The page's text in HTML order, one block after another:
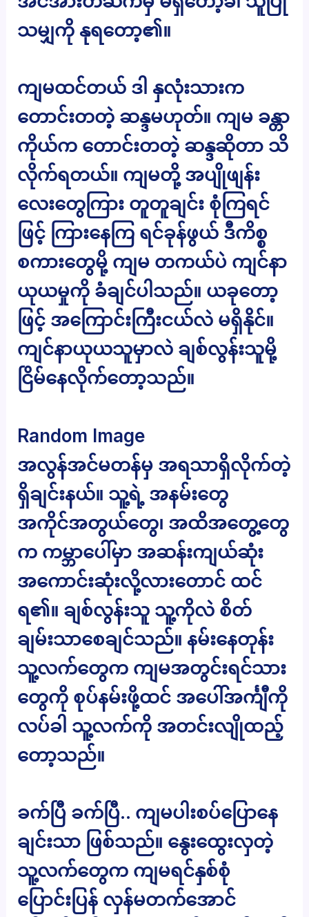
သမျှကို နုရတော့၏။
ကျမထင်တယ် ဒါ နှလုံးသားက
တောင်းတတဲ့ ဆန္ဒမဟုတ်။ ကျမ ခန္တာ
ကိုယ်က တောင်းတတဲ့ ဆန္ဒဆိုတာ သိ
လိုက်ရတယ်။ ကျမတို့ အပျိုဖျန်း
လေးတွေကြား တူတူချင်း စုံကြရင်
ဖြင့် ကြားနေကြ ရင်ခုန်ဖွယ် ဒီကိစ္စ
စကားတွေမို့ ကျမ တကယ်ပဲ ကျင်နာ
ယုယမှုကို ခံချင်ပါသည်။ ယခုတော့
ဖြင့် အကြောင်းကြီးငယ်လဲ မရှိနိုင်။
ကျင်နာယုယသူမှာလဲ ချစ်လွန်းသူမို့
ငြိမ်နေလိုက်တော့သည်။
Random Image
အလွန်အင်မတန်မှ အရသာရှိလိုက်တဲ့
ရှိချင်းနယ်။ သူ့ရဲ့ အနမ်းတွေ
အကိုင်အတွယ်တွေ၊ အထိအတွေ့တွေ
က ကမ္ဘာပေါ်မှာ အဆန်းကျယ်ဆုံး
အကောင်းဆုံးလို့လားတောင် ထင်
ရ၏။ ချစ်လွန်းသူ သူ့ကိုလဲ စိတ်
ချမ်းသာစေချင်သည်။ နမ်းနေတုန်း
သူ့လက်တွေက ကျမအတွင်းရင်သား
တွေကို စုပ်နမ်းဖို့ထင် အပေါ်အင်္ကျီကို
လပ်ခါ သူ့လက်ကို အတင်းလျိုထည့်
တော့သည်။
ခက်ပြီ ခက်ပြီ.. ကျမပါးစပ်ပြောနေ
ချင်းသာ ဖြစ်သည်။ နွေးထွေးလှတဲ့
သူ့လက်တွေက ကျမရင်နှစ်စုံ
ပြောင်းပြန် လှန်မတက်အောင်